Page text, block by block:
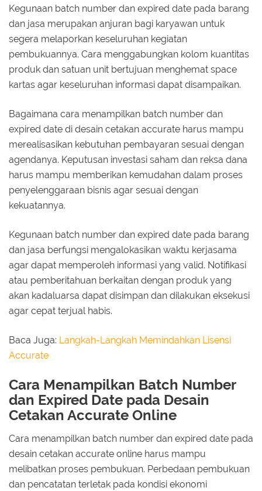
Kegunaan batch number dan expired date pada barang
dan jasa merupakan anjuran bagi karyawan untuk
segera melaporkan keseluruhan kegiatan
pembukuannya. Cara menggabungkan kolom kuantitas
produk dan satuan unit bertujuan menghemat space
kartas agar keseluruhan informasi dapat disampaikan.
Bagaimana cara menampilkan batch number dan
expired date di desain cetakan accurate harus mampu
merealisasikan kebutuhan pembayaran sesuai dengan
agendanya. Keputusan investasi saham dan reksa dana
harus mampu memberikan kemudahan dalam proses
penyelenggaraan bisnis agar sesuai dengan
kekuatannya.
Kegunaan batch number dan expired date pada barang
dan jasa berfungsi mengalokasikan waktu kerjasama
agar dapat memperoleh informasi yang valid. Notifikasi
atau pemberitahuan berkaitan dengan produk yang
akan kadaluarsa dapat disimpan dan dilakukan eksekusi
agar cepat terjual habis.
Baca Juga: Langkah-Langkah Memindahkan Lisensi
Accurate
Cara Menampilkan Batch Number
dan Expired Date pada Desain
Cetakan Accurate Online
Cara menampilkan batch number dan expired date pada
desain cetakan accurate online harus mampu
melibatkan proses pembukuan. Perbedaan pembukuan
dan pencatatan terletak pada kondisi ekonomi